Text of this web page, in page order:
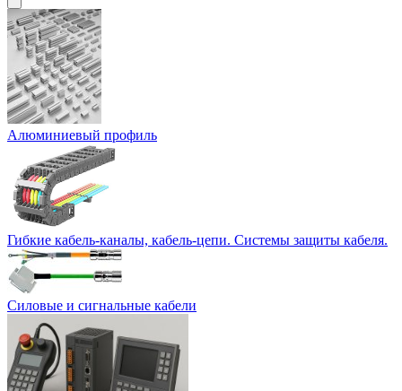
Алюминиевый профиль
Гибкие кабель-каналы, кабель-цепи. Системы защиты кабеля.
Силовые и сигнальные кабели